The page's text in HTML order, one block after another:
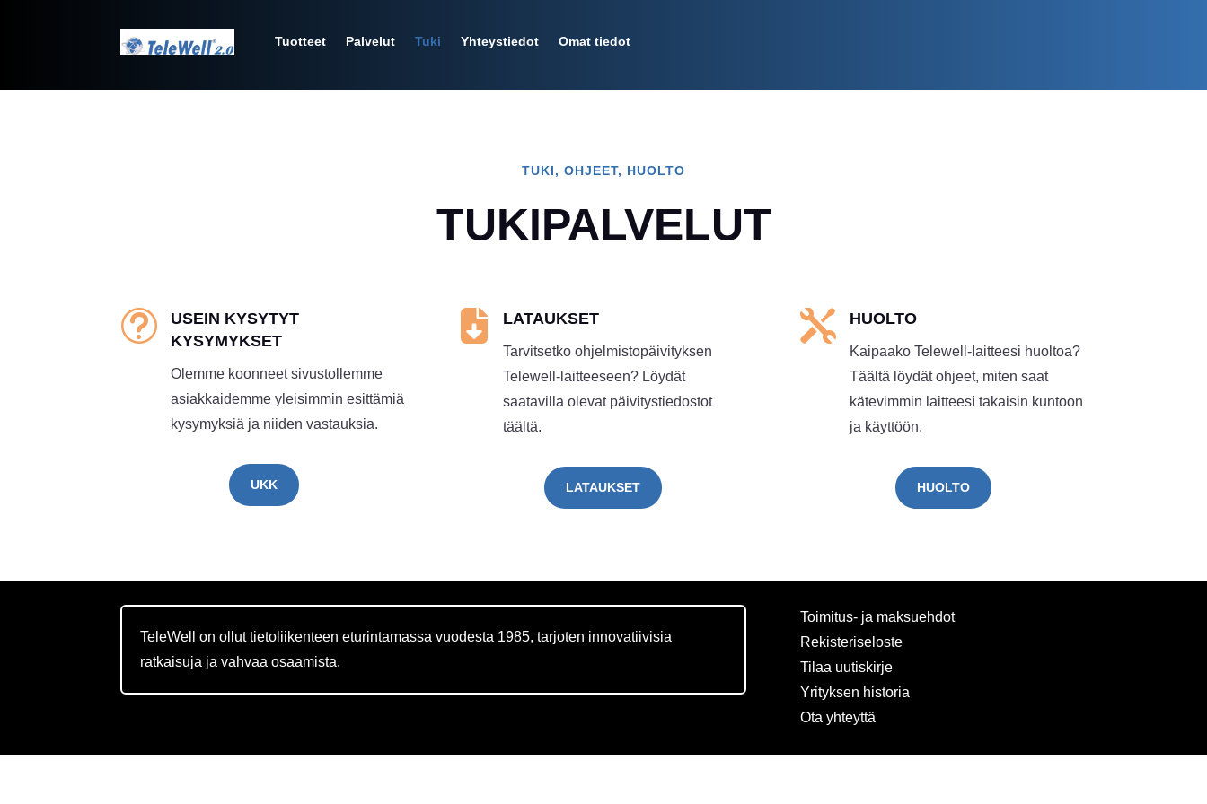
Tuotteet Palvelut Tuki Yhteystiedot Omat tiedot
TUKI, OHJEET, HUOLTO
TUKIPALVELUT
t
USEIN KYSYTYT
KYSYMYKSET
Olemme koonneet sivustollemme
asiakkaidemme yleisimmin esittämiä
kysymyksiä ja niiden vastauksia.
UKK
 LATAUKSET
Tarvitsetko ohjelmistopäivityksen
Telewell-laitteeseen? Löydät
saatavilla olevat päivitystiedostot
täältä.
LATAUKSET
 HUOLTO
Kaipaako Telewell-laitteesi huoltoa?
Täältä löydät ohjeet, miten saat
kätevimmin laitteesi takaisin kuntoon
ja käyttöön.
HUOLTO
TeleWell on ollut tietoliikenteen eturintamassa vuodesta 1985, tarjoten innovatiivisia
ratkaisuja ja vahvaa osaamista.
Toimitus- ja maksuehdot
Rekisteriseloste
Tilaa uutiskirje
Yrityksen historia
Ota yhteyttä